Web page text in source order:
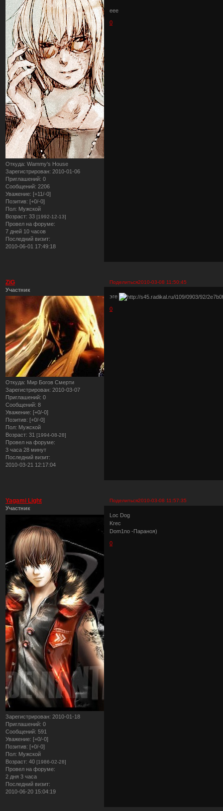
Откуда: Wammy's House
Зарегистрирован: 2010-01-06
Приглашений: 0
Сообщений: 2206
Уважение: [+11/-0]
Позитив: [+0/-0]
Пол: Мужской
Возраст: 33 [1992-12-13]
Провел на форуме:
7 дней 10 часов
Последний визит:
2010-06-01 17:49:18
еее
0
Поделиться2010-03-08 11:50:45
ZiG
Участник
Откуда: Мир Богов Смерти
Зарегистрирован: 2010-03-07
Приглашений: 0
Сообщений: 8
Уважение: [+0/-0]
Позитив: [+0/-0]
Пол: Мужской
Возраст: 31 [1994-08-28]
Провел на форуме:
3 часа 28 минут
Последний визит:
2010-03-21 12:17:04
эге
0
Поделиться2010-03-08 11:57:35
Yagami Light
Участник
Зарегистрирован: 2010-01-18
Приглашений: 0
Сообщений: 591
Уважение: [+0/-0]
Позитив: [+0/-0]
Пол: Мужской
Возраст: 40 [1986-02-28]
Провел на форуме:
2 дня 3 часа
Последний визит:
2010-06-20 15:04:19
Loc Dog
Krec
Dom1no -Параноя)
0